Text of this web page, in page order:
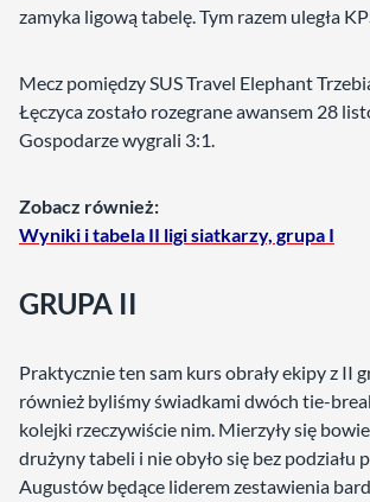
zamyka ligową tabelę. Tym razem uległa
Mecz pomiędzy SUS Travel Elephant
Łęczyca zostało rozegrane awansem 28
Gospodarze wygrali 3:1.
Zobacz również:
Wyniki i tabela II ligi siatkarzy, grupa I
GRUPA II
Praktycznie ten sam kurs obrały ekipy z II
również byliśmy świadkami dwóch tie-
kolejki rzeczywiście nim. Mierzyły się
drużyny tabeli i nie obyło się bez podziału
Augustów będące liderem zestawienia